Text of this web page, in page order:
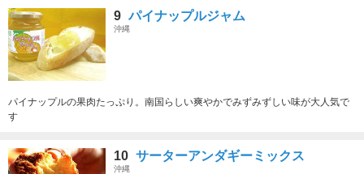
9 パイナップルジャム
沖縄
パイナップルの果肉たっぷり。南国らしい爽やかでみずみずしい味が大人気で
す
10 サーターアンダギーミックス
沖縄